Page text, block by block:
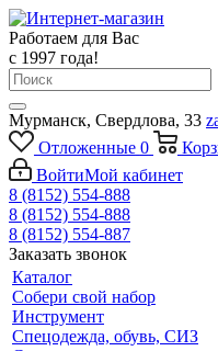
Работаем для Вас
с 1997 года!
Мурманск, Свердлова, 33
Отложенные 0
ВойтиМой кабинет
8 (8152) 554-888
8 (8152) 554-888
8 (8152) 554-887
Заказать звонок
Каталог
Собери свой набор
Инструмент
Спецодежда, обувь, СИЗ